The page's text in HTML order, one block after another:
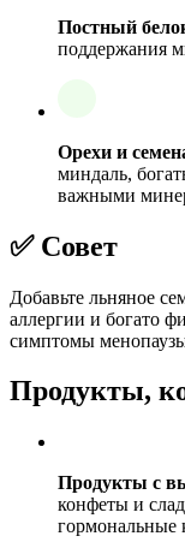
Постный
поддержания
Орехи и
миндаль,
важными
✅ Совет
Добавьте льняное
аллергии и богато
симптомы
Продукты,
Продукты с
конфеты и
гормональные